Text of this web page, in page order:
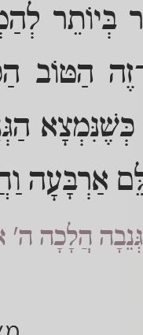
בְּיוֹתֵר
הַטּוֹב
אַרְבָּעָה
הֲלָכָה ה'